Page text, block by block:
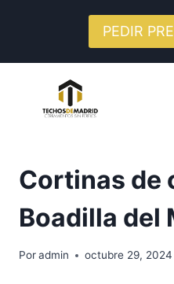
PEDIR
Cortinas de
Boadilla del
Poradmin octubre 29, 2024